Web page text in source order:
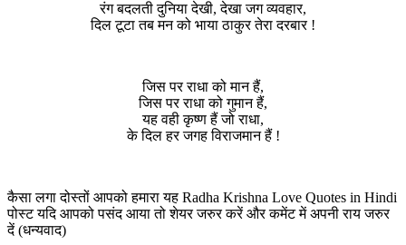
रंग बदलती दुनिया देखी, देखा जग व्यवहार,
दिल टूटा तब मन को भाया ठाकुर तेरा दरबार !
जिस पर राधा को मान हैं,
जिस पर राधा को गुमान हैं,
यह वही कृष्ण हैं जो राधा,
के दिल हर जगह विराजमान हैं !
कैसा लगा दोस्तों आपको हमारा यह Radha Krishna Love Quotes in Hindi
पोस्ट यदि आपको पसंद आया तो शेयर जरुर करें और कमेंट में अपनी राय जरुर
दें (धन्यवाद)